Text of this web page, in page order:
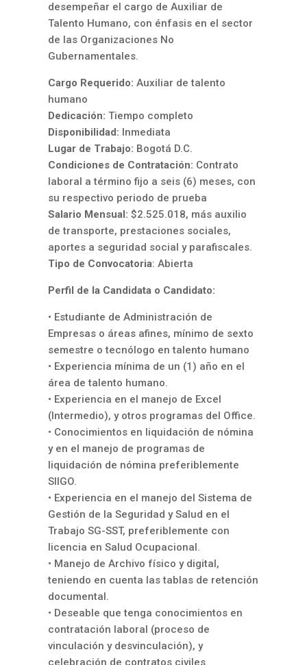
desempeñar el cargo de Auxiliar de
Talento Humano, con énfasis en el sector
de las Organizaciones No
Gubernamentales.
Cargo Requerido: Auxiliar de talento
humano
Dedicación: Tiempo completo
Disponibilidad: Inmediata
Lugar de Trabajo: Bogotá D.C.
Condiciones de Contratación: Contrato
laboral a término fijo a seis (6) meses, con
su respectivo periodo de prueba
Salario Mensual: $2.525.018, más auxilio
de transporte, prestaciones sociales,
aportes a seguridad social y parafiscales.
Tipo de Convocatoria: Abierta
Perfil de la Candidata o Candidato:
• Estudiante de Administración de
Empresas o áreas afines, mínimo de sexto
semestre o tecnólogo en talento humano
• Experiencia mínima de un (1) año en el
área de talento humano.
• Experiencia en el manejo de Excel
(Intermedio), y otros programas del Office.
• Conocimientos en liquidación de nómina
y en el manejo de programas de
liquidación de nómina preferiblemente
SIIGO.
• Experiencia en el manejo del Sistema de
Gestión de la Seguridad y Salud en el
Trabajo SG-SST, preferiblemente con
licencia en Salud Ocupacional.
• Manejo de Archivo físico y digital,
teniendo en cuenta las tablas de retención
documental.
• Deseable que tenga conocimientos en
contratación laboral (proceso de
vinculación y desvinculación), y
celebración de contratos civiles